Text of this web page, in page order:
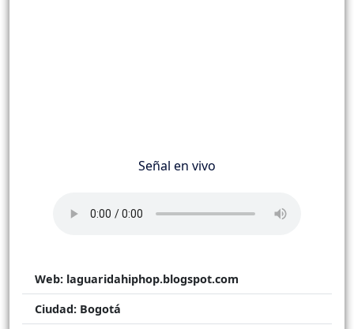
Señal en vivo
Web: laguaridahiphop.blogspot.com
Ciudad: Bogotá